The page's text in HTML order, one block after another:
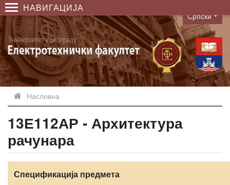
НАВИГАЦИЈА
Language
Српски
Насловна
13Е112АР - Архитектура
рачунара
Спецификација предмета